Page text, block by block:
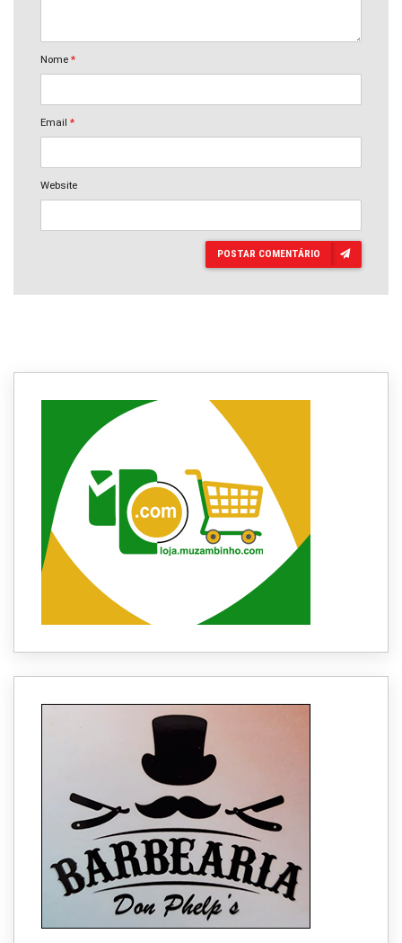
Nome *
Email *
Website
POSTAR COMENTÁRIO